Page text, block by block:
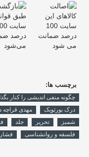
برچسب ها:
چگونه منفی اندیشی را کنار
درک بورثویک
مهدی قراچه
شمیز
تحریر جلد
فلسفه و روانشناسی